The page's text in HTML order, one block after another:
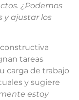
¿Podemos
y ajustar los
tareas
carga de trabajo
y sugiere
estoy